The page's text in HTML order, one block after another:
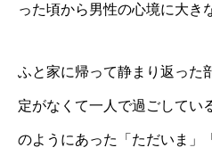
った頃から男性の心境に大き
ふと家に帰って静まり返った
定がなくて一人で過ごしてい
のようにあった「ただいま」